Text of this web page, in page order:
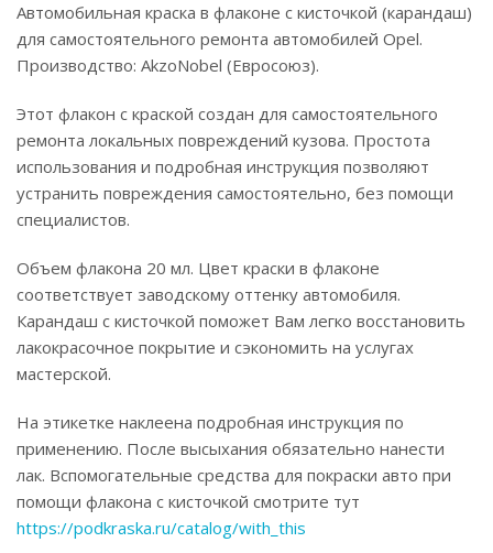
Автомобильная краска в флаконе с кисточкой (карандаш)
для самостоятельного ремонта автомобилей Opel.
Производство: AkzoNobel (Евросоюз).
Этот флакон с краской создан для самостоятельного
ремонта локальных повреждений кузова. Простота
использования и подробная инструкция позволяют
устранить повреждения самостоятельно, без помощи
специалистов.
Объем флакона 20 мл. Цвет краски в флаконе
соответствует заводскому оттенку автомобиля.
Карандаш с кисточкой поможет Вам легко восстановить
лакокрасочное покрытие и сэкономить на услугах
мастерской.
На этикетке наклеена подробная инструкция по
применению. После высыхания обязательно нанести
лак. Вспомогательные средства для покраски авто при
помощи флакона с кисточкой смотрите тут
https://podkraska.ru/catalog/with_this